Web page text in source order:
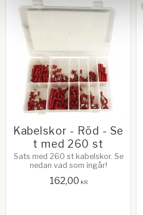
Kabelskor - Röd - Se
t med 260 st
Sats med 260 st kabelskor. Se
nedan vad som ingår!
162,00 KR